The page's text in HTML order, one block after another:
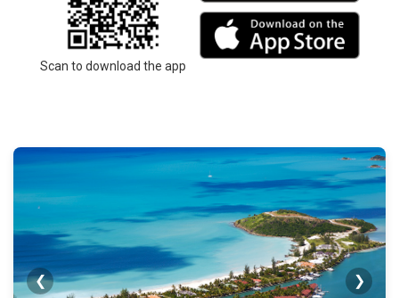
Scan to download the app
❮ ❯